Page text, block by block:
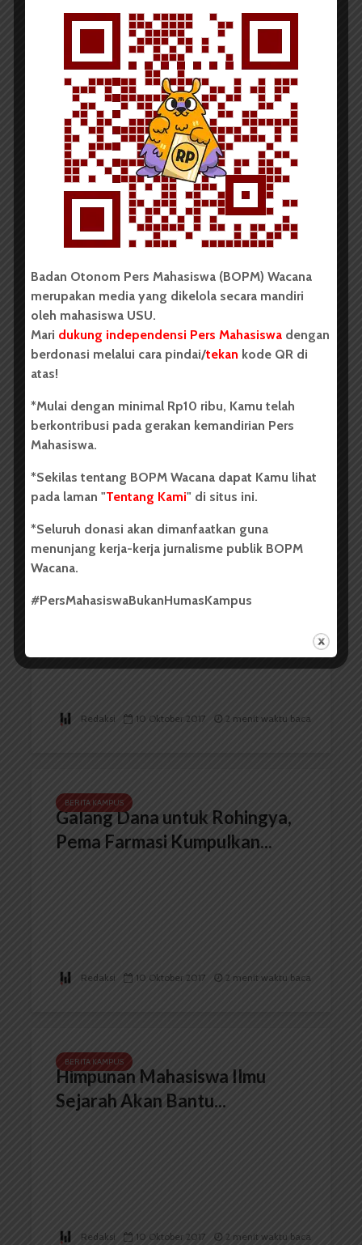
Hari Ini, KPU Fasilkom-TI Gelar
Pemira
Redaksi 29 Maret 2018 2 menit waktu baca
BERITA KAMPUS
Posisi Wakil Dekan III FISIP
Masih Kosong
BERITA KAMPUS
FMIPA Akan Gelar Lustrum X
Redaksi 10 Oktober 2017 2 menit waktu baca
BERITA KAMPUS
Galang Dana untuk Rohingya,
Pema Farmasi Kumpulkan...
Redaksi 10 Oktober 2017 2 menit waktu baca
BERITA KAMPUS
Himpunan Mahasiswa Ilmu
Sejarah Akan Bantu...
Redaksi 10 Oktober 2017 2 menit waktu baca
Badan Otonom Pers Mahasiswa (BOPM) Wacana
merupakan media yang dikelola secara mandiri
oleh mahasiswa USU.
Mari dukung independensi Pers Mahasiswa dengan
berdonasi melalui cara pindai/tekan kode QR di
atas!
*Mulai dengan minimal Rp10 ribu, Kamu telah
berkontribusi pada gerakan kemandirian Pers
Mahasiswa.
*Sekilas tentang BOPM Wacana dapat Kamu lihat
pada laman "Tentang Kami" di situs ini.
*Seluruh donasi akan dimanfaatkan guna
menunjang kerja-kerja jurnalisme publik BOPM
Wacana.
#PersMahasiswaBukanHumasKampus